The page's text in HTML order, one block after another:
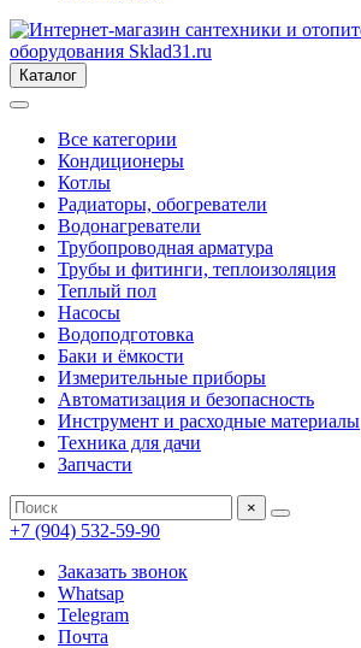
Каталог
Все категории
Кондиционеры
Котлы
Радиаторы, обогреватели
Водонагреватели
Трубопроводная арматура
Трубы и фитинги, теплоизоляция
Теплый пол
Насосы
Водоподготовка
Баки и ёмкости
Измерительные приборы
Автоматизация и безопасность
Инструмент и расходные материалы
Техника для дачи
Запчасти
×
+7 (904) 532-59-90
Заказать звонок
Whatsap
Telegram
Почта